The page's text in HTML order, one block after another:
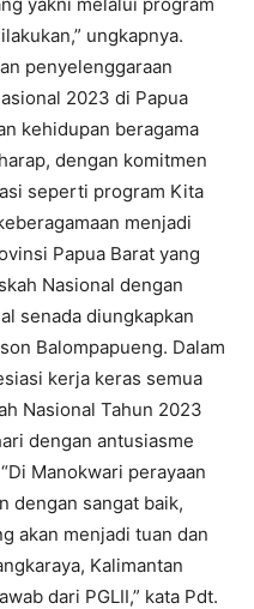
ungkapnya.
penyelenggaraan
2023 di Papua
kehidupan beragama
dengan komitmen
seperti program Kita
menjadi
Papua Barat yang
Nasional dengan
senada diungkapkan
Balompapueng. Dalam
kerja keras semua
Nasional Tahun 2023
dengan antusiasme
Manokwari perayaan
dengan sangat baik,
akan menjadi tuan dan
Kalimantan
dari PGLII,” kata Pdt.